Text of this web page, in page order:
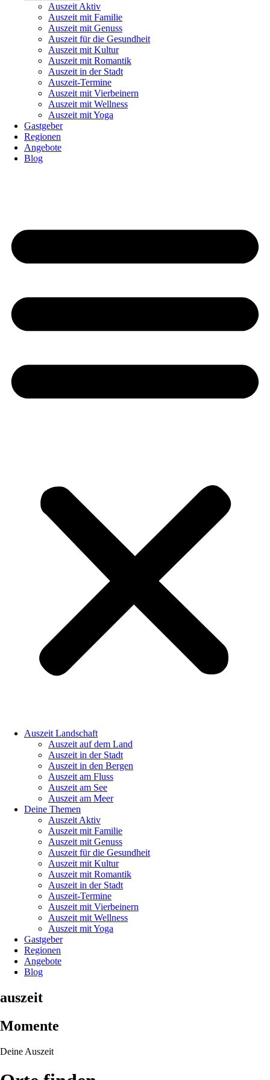
Auszeit Aktiv
Auszeit mit Familie
Auszeit mit Genuss
Auszeit für die Gesundheit
Auszeit mit Kultur
Auszeit mit Romantik
Auszeit in der Stadt
Auszeit-Termine
Auszeit mit Vierbeinern
Auszeit mit Wellness
Auszeit mit Yoga
Gastgeber
Regionen
Angebote
Blog
Auszeit Landschaft
Auszeit auf dem Land
Auszeit in der Stadt
Auszeit in den Bergen
Auszeit am Fluss
Auszeit am See
Auszeit am Meer
Deine Themen
Auszeit Aktiv
Auszeit mit Familie
Auszeit mit Genuss
Auszeit für die Gesundheit
Auszeit mit Kultur
Auszeit mit Romantik
Auszeit in der Stadt
Auszeit-Termine
Auszeit mit Vierbeinern
Auszeit mit Wellness
Auszeit mit Yoga
Gastgeber
Regionen
Angebote
Blog
auszeit
Momente
Deine Auszeit